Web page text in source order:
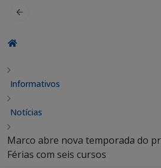
Informativos
Notícias
Marco abre nova temporada do
Férias com seis cursos